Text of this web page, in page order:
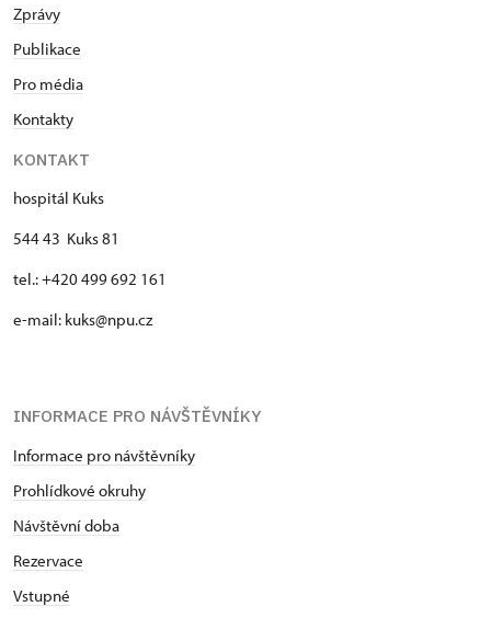
Zprávy
Publikace
Pro média
Kontakty
KONTAKT
hospitál Kuks
544 43 Kuks 81
tel.: +420 499 692 161
e-mail: kuks@npu.cz
INFORMACE PRO NÁVŠTĚVNÍKY
Informace pro návštěvníky
Prohlídkové okruhy
Návštěvní doba
Rezervace
Vstupné